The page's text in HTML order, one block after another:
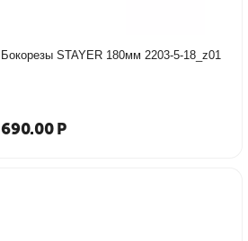
Бокорезы STAYER 180мм 2203-5-18_z01
690.00 Р